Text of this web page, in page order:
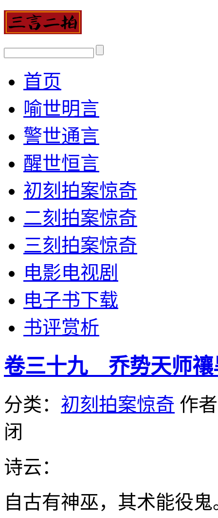
首页
喻世明言
警世通言
醒世恒言
初刻拍案惊奇
二刻拍案惊奇
三刻拍案惊奇
电影电视剧
电子书下载
书评赏析
卷三十九 乔势天师
分类： 初刻拍案惊奇 作
闭
诗云：
自古有神巫，其术能役鬼